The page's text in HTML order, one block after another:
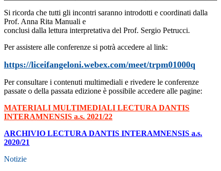
Si ricorda che tutti gli incontri saranno introdotti e coordinati dalla
Prof. Anna Rita Manuali e
conclusi dalla lettura interpretativa del Prof. Sergio Petrucci.
Per assistere alle conferenze si potrà accedere al link:
https://liceifangeloni.webex.com/meet/trpm01000q
Per consultare i contenuti multimediali e rivedere le conferenze
passate o della passata edizione è possibile accedere alle pagine:
MATERIALI MULTIMEDIALI LECTURA DANTIS
INTERAMNENSIS a.s. 2021/22
ARCHIVIO LECTURA DANTIS INTERAMNENSIS a.s.
2020/21
Notizie